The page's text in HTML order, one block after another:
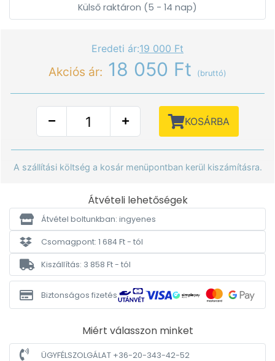
Külső raktáron (5 - 14 nap)
Eredeti ár:19 000 Ft
Akciós ár: 18 050 Ft (bruttó)
KOSÁRBA
A szállítási költség a kosár menüpontban kerül kiszámításra.
Átvételi lehetőségek
Átvétel boltunkban: ingyenes
Csomagpont: 1 684 Ft - tól
Kiszállítás: 3 858 Ft - tól
Biztonságos fizetés
Miért válasszon minket
ÜGYFÉLSZOLGÁLAT +36-20-343-42-52